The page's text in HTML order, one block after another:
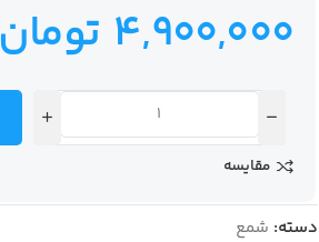
4,900,000 تومان
مقایسه
دسته: شمع